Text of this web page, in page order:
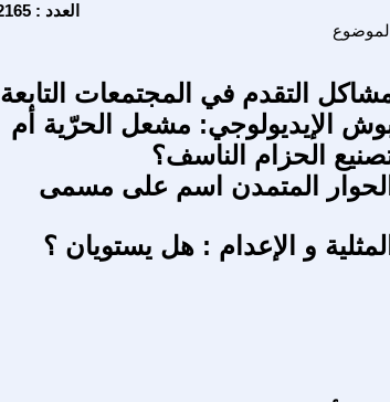
Saturday - 1/19/2008 - العدد : 2165
التقدم في المجتمعات التابعة
الإيديولوجي: مشعل الحرّية أم
الحزام الناسف؟
الحوار المتمدن اسم على مسمى
المثلية و الإعدام : هل يستويان ؟